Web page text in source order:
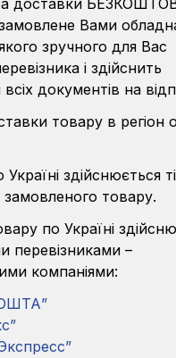
доставки
Вами
зручного для Вас
і здійснить
документів на
товару в регіон
здійснюється
замовленого товару.
по Україні
перевізниками –
компаніями: